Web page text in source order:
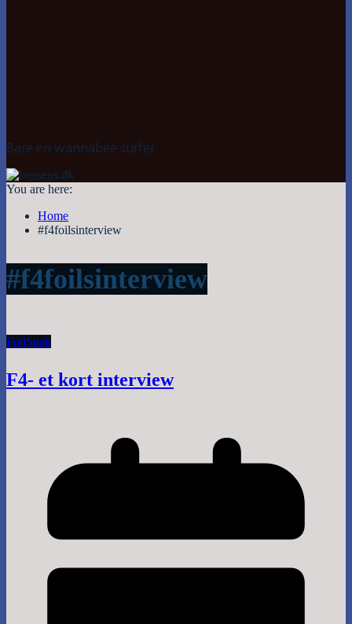
Bare en wannabee surfer
You are here:
Home
#f4foilsinterview
#f4foilsinterview
FoilSnak
F4- et kort interview